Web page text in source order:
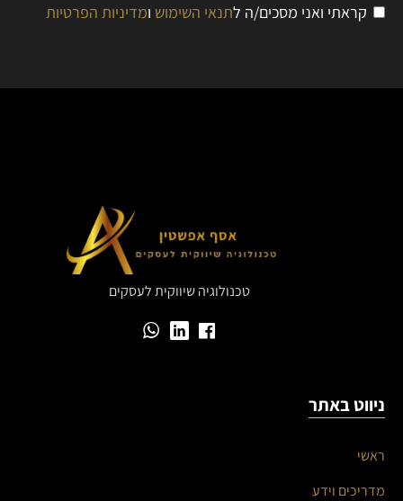
קראתי ואני מסכים/ה לתנאי השימוש ומדיניות הפרטיות
טכנולוגיה שיווקית לעסקים
ניווט באתר
ראשי
מדריכים וידע